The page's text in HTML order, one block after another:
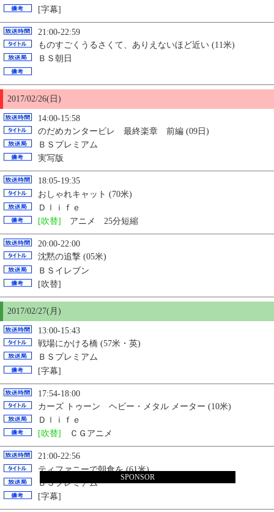
[字幕]
21:00-22:59
ものすごくうるさくて、ありえないほど近い (11米)
ＢＳ朝日
2017/02/26(日)
14:00-15:58
のだめカンタービレ 最終楽章 前編 (09日)
ＢＳプレミアム
実写版
18:05-19:35
おしゃれキャット (70米)
Ｄｌｉｆｅ
[吹替]
アニメ 25分短縮
20:00-22:00
沈黙の追撃 (05米)
ＢＳイレブン
[吹替]
2017/02/27(月)
13:00-15:43
戦場にかける橋 (57米・英)
ＢＳプレミアム
[字幕]
17:54-18:00
カーズ トゥーン ヘビー・メタル メーター (10米)
Ｄｌｉｆｅ
[吹替]
ＣＧアニメ
21:00-22:56
ティファニーで朝食を (61米)
ＢＳプレミアム
[字幕]
SPONSOR